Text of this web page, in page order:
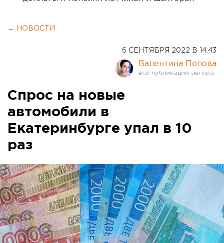
← НОВОСТИ
6 СЕНТЯБРЯ 2022 В 14:43
Валентина Попова
Спрос на новые
автомобили в
Екатеринбурге упал в 10
раз